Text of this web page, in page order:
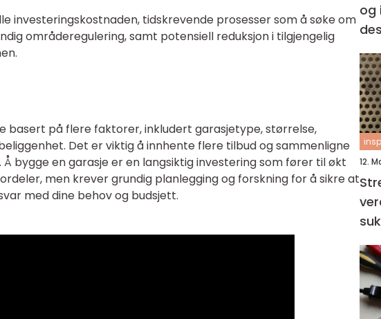
investeringskostnaden, tidskrevende prosesser som å søke om
områderegulering, samt potensiell reduksjon i tilgjengelig
basert på flere faktorer, inkludert garasjetype, størrelse,
Det er viktig å innhente flere tilbud og sammenligne
bygge en garasje er en langsiktig investering som fører til økt
men krever grundig planlegging og forskning for å sikre at
med dine behov og budsjett.
og
12.